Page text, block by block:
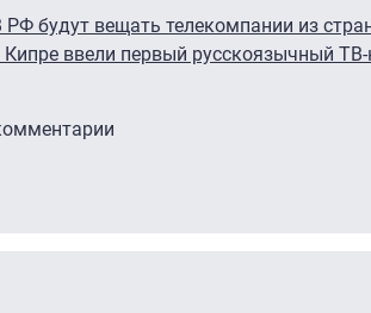
РФ будут вещать телекомпании из
Кипре ввели первый русскоязычный ТВ-